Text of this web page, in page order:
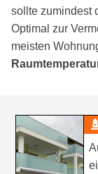
sollte zumindest
Optimal zur
meisten